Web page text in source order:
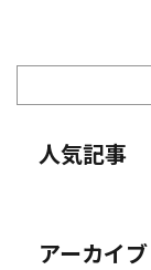
人気記事
アーカイブ